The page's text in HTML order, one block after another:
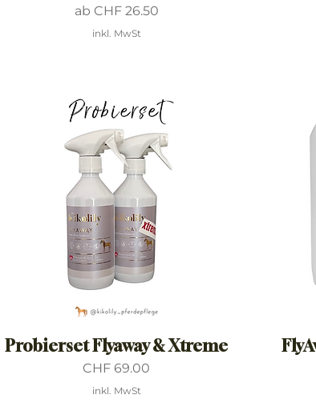
ab CHF 26.50
Sale-Preis
inkl. MwSt
Probierset Flyaway & Xtreme
Preis
CHF 69.00
inkl. MwSt